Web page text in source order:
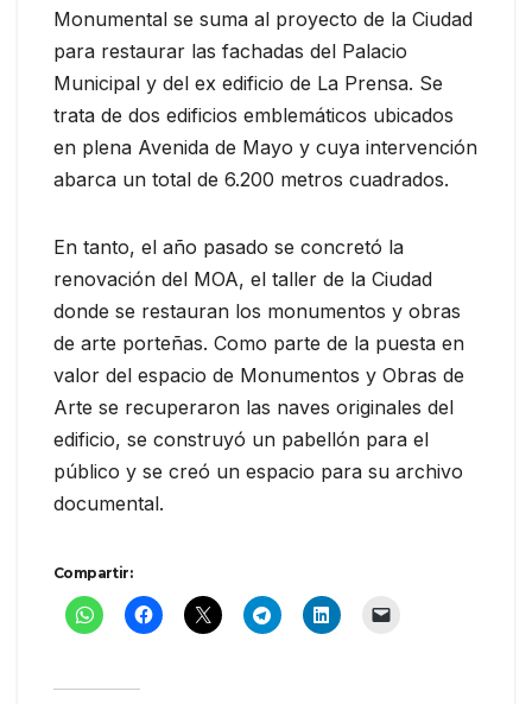
Monumental se suma al proyecto de la Ciudad
para restaurar las fachadas del Palacio
Municipal y del ex edificio de La Prensa. Se
trata de dos edificios emblemáticos ubicados
en plena Avenida de Mayo y cuya intervención
abarca un total de 6.200 metros cuadrados.
En tanto, el año pasado se concretó la
renovación del MOA, el taller de la Ciudad
donde se restauran los monumentos y obras
de arte porteñas. Como parte de la puesta en
valor del espacio de Monumentos y Obras de
Arte se recuperaron las naves originales del
edificio, se construyó un pabellón para el
público y se creó un espacio para su archivo
documental.
Compartir: